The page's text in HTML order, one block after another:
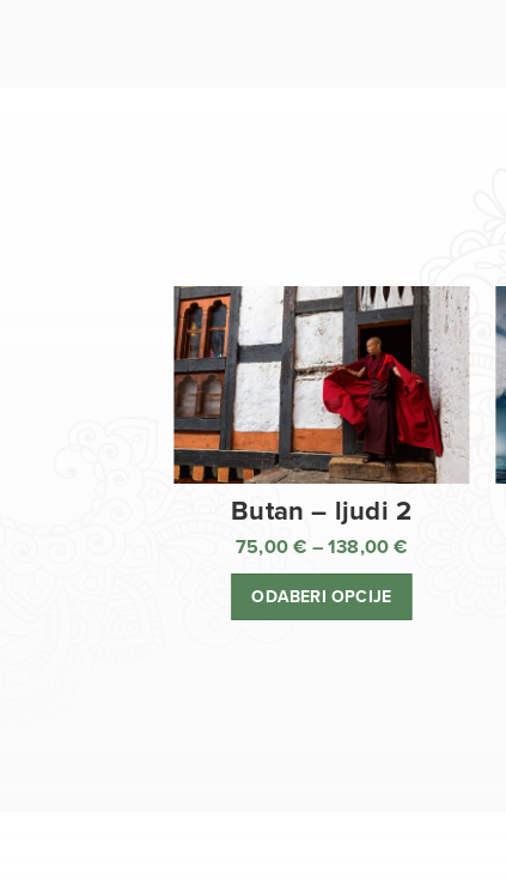
Butan – ljudi 2
75,00€ – 138,00€
ODABERI OPCIJE